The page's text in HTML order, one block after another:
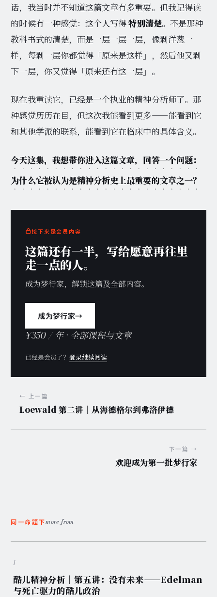
话，我当时并不知道这篇文章有多重要。但我记得读
的时候有一种感觉：这个人写得特别清楚。不是那种
教科书式的清楚，而是一层一层一层，像剥洋葱一
样，每剥一层你都觉得「原来是这样」，然后他又剥
下一层，你又觉得「原来还有这一层」。
现在我重读它，已经是一个执业的精神分析师了。那
种感觉历历在目，但这次我能看到更多——能看到它
和其他学派的联系，能看到它在临床中的具体含义。
今天这集，我想带你进入这篇文章，回答一个问题：
为什么它被认为是精神分析史上最重要的文章之一？
接下来是会员内容
这篇还有一半，写给愿意再往里
走一点的人。
成为梦行家，解锁这篇及全部内容。
成为梦行家→
¥350 / 年 · 全部课程与文章
已经是会员了？登录继续阅读
← 上一篇
Loewald 第二讲｜从海德格尔到弗洛伊德
下一篇 →
欢迎成为第一批梦行家
同一命题下more from
1
酷儿精神分析｜第五讲：没有未来——Edelman
与死亡驱力的酷儿政治